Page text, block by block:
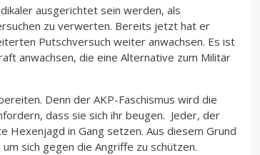
ausgerichtet sein werden, als
zu verwerten. Bereits jetzt hat er
Putschversuch weiter anwachsen. Es ist
anwachsen, die eine Alternative zum Militär
Denn der AKP-Faschismus wird die
dass sie sich ihr beugen. Jeder, der
Hexenjagd in Gang setzen. Aus diesem Grund
sich gegen die Angriffe zu schützen.